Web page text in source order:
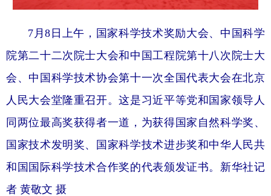
7月8日上午，国家科学技术奖励大会、中国科学
院第二十二次院士大会和中国工程院第十八次院士大
会、中国科学技术协会第十一次全国代表大会在北京
人民大会堂隆重召开。这是习近平等党和国家领导人
同两位最高奖获得者一道，为获得国家自然科学奖、
国家技术发明奖、国家科学技术进步奖和中华人民共
和国国际科学技术合作奖的代表颁发证书。新华社记
者 黄敬文 摄